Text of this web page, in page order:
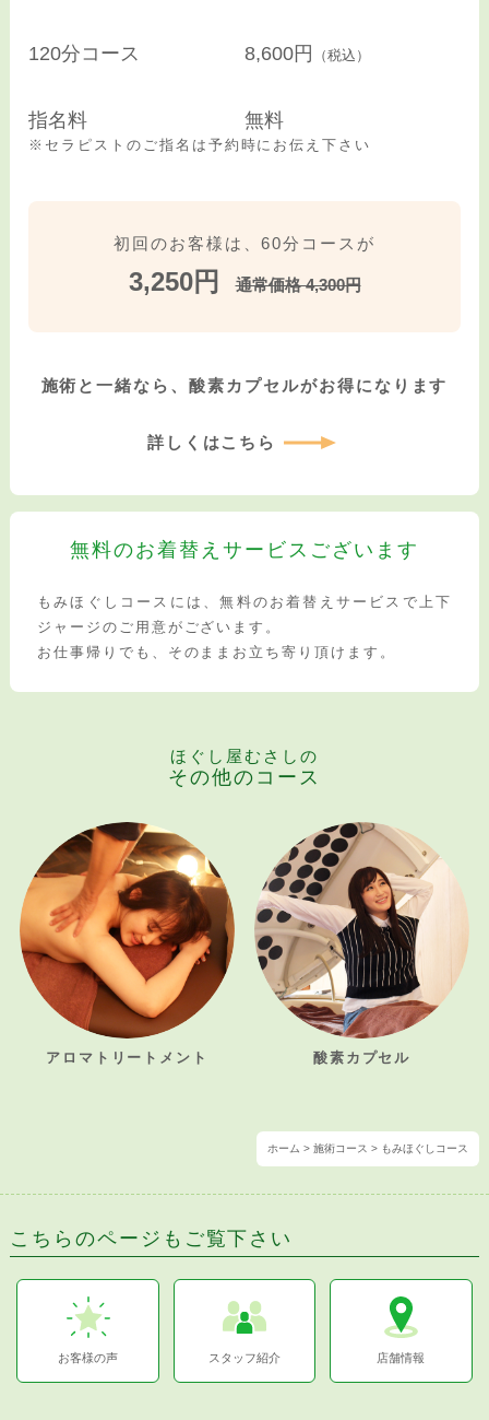
120分コース 8,600円 （税込）
指名料 無料
※セラピストのご指名は予約時にお伝え下さい
初回のお客様は、60分コースが
3,250円 通常価格 4,300円
施術と一緒なら、酸素カプセルがお得になります
詳しくはこちら
無料のお着替えサービス ございます
もみほぐしコースには、無料のお着替えサービスで上下
ジャージのご用意がございます。
お仕事帰りでも、そのままお立ち寄り頂けます。
ほぐし屋むさしの
その他のコース
アロマトリートメント 酸素カプセル
ホーム >施術コース > もみほぐしコース
こちらのページも ご覧下さい
お客様の声 スタッフ紹介 店舗情報